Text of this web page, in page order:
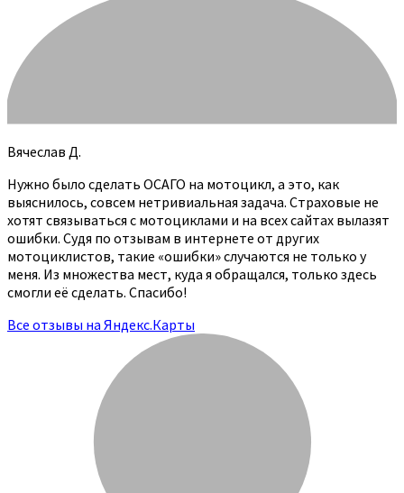
Вячеслав Д.
Нужно было сделать ОСАГО на мотоцикл, а это, как
выяснилось, совсем нетривиальная задача. Страховые не
хотят связываться с мотоциклами и на всех сайтах вылазят
ошибки. Судя по отзывам в интернете от других
мотоциклистов, такие «ошибки» случаются не только у
меня. Из множества мест, куда я обращался, только здесь
смогли её сделать. Спасибо!
Все отзывы на Яндекс.Карты